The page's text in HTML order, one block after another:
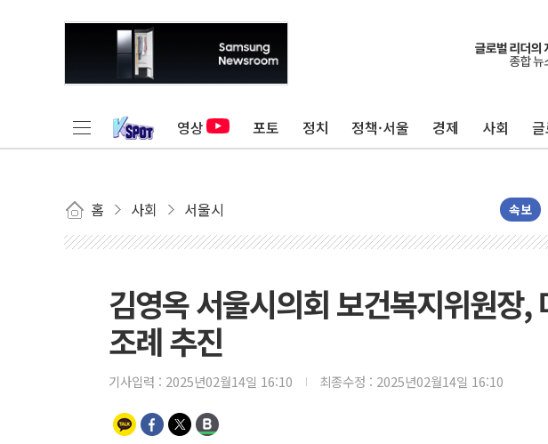
영상 포토 정치 정책·서울 경제 사회
홈 사회 서울시 속보
김영옥 서울시의회 보건복지위원장,
조례 추진
기사입력 : 2025년02월14일 16:10 최종수정 : 2025년02월14일 16:10